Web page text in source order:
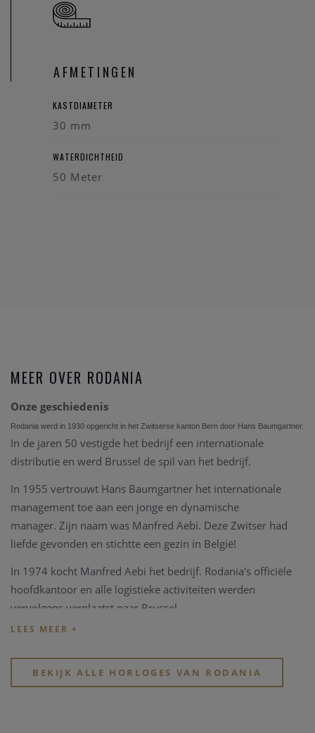
AFMETINGEN
KASTDIAMETER
30 mm
WATERDICHTHEID
50 Meter
MEER OVER RODANIA
Onze geschiedenis
Rodania werd in 1930 opgericht in het Zwitserse kanton Bern door Hans Baumgartner.
In de jaren 50 vestigde het bedrijf een internationale
distributie en werd Brussel de spil van het bedrijf.
In 1955 vertrouwt Hans Baumgartner het internationale
management toe aan een jonge en dynamische
manager. Zijn naam was Manfred Aebi. Deze Zwitser had
liefde gevonden en stichtte een gezin in België!
In 1974 kocht Manfred Aebi het bedrijf. Rodania's officiële
hoofdkantoor en alle logistieke activiteiten werden
vervolgens verplaatst naar Brussel.
In 2020 wordt het merk Rodania verkocht aan 3
Rodania horloges zijn al meer dan 40 jaar trouwe partner in onze zaak.
BEKIJK ALLE HORLOGES VAN RODANIA